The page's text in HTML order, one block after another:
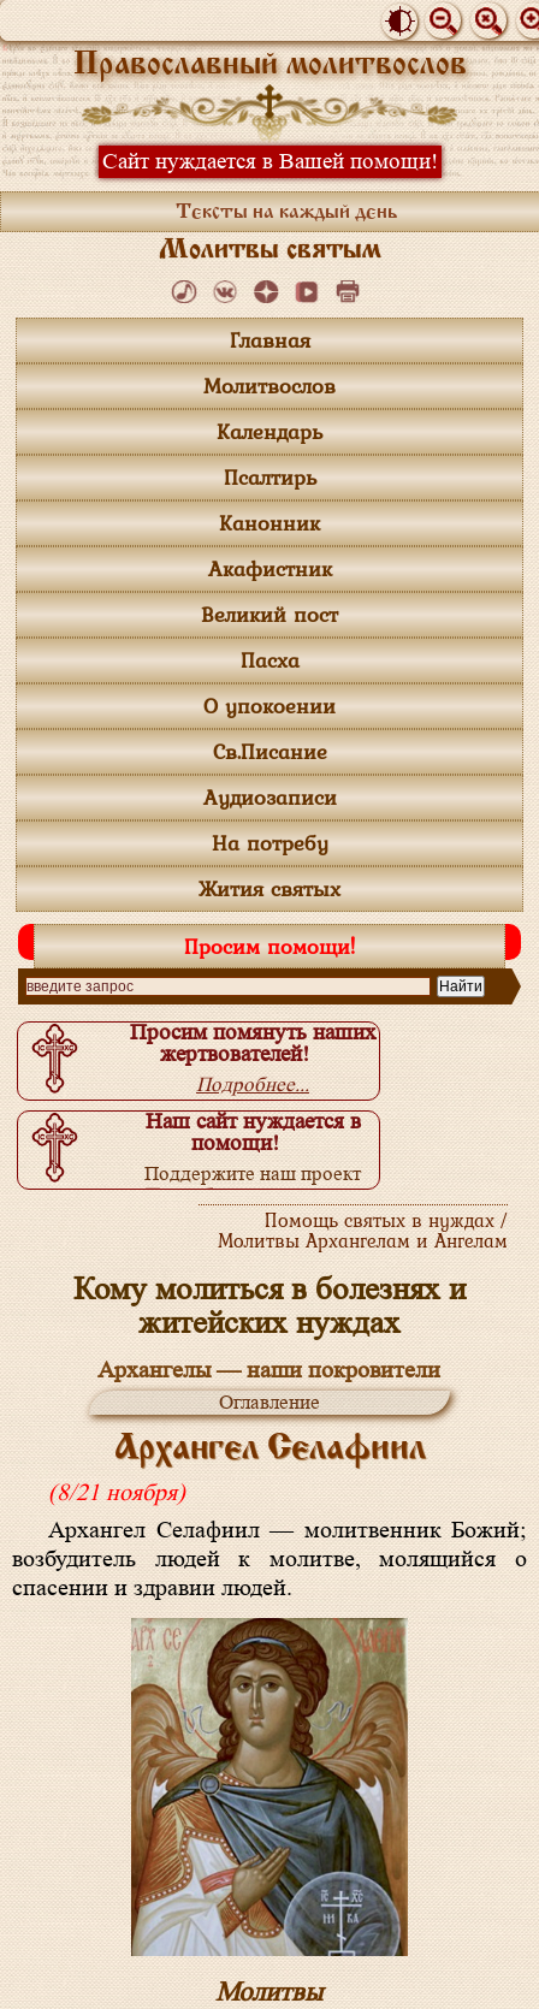
Православный молитвослов
Сайт нуждается в Вашей помощи!
Тексты на каждый день
Молитвы святым
Главная
Молитвослов
Календарь
Псалтирь
Канонник
Акафистник
Великий пост
Пасха
О упокоении
Св.Писание
Аудиозаписи
На потребу
Жития святых
Просим помощи!
Просим помянуть наших
жертвователей!
Подробнее...
Наш сайт нуждается в
помощи!
Поддержите наш проект
Подробнее...
Помощь святых в нуждах /
Молитвы Архангелам и Ангелам
Кому молиться в болезнях и
житейских нуждах
Архангелы — наши покровители
Оглавление
Архангел Селафиил
(8/21 ноября)
Архангел Селафиил — молитвенник Божий;
возбудитель людей к молитве, молящийся о
спасении и здравии людей.
Молитвы